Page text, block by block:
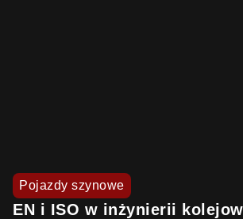
Pojazdy szynowe
EN i ISO w inżynierii